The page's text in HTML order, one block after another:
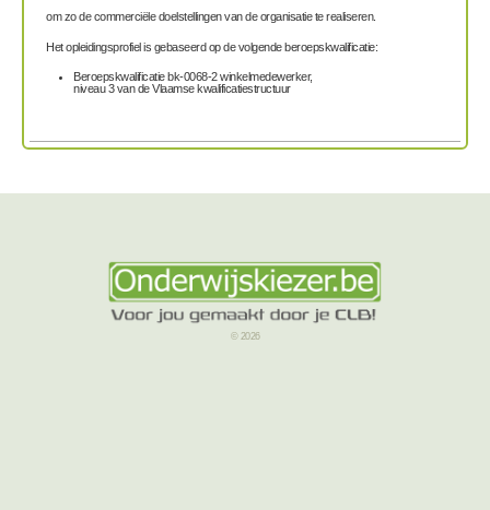
om zo de commerciële doelstellingen van de organisatie te realiseren.
Het opleidingsprofiel is gebaseerd op de volgende beroepskwalificatie:
Beroepskwalificatie bk-0068-2 winkelmedewerker,
niveau 3 van de Vlaamse kwalificatiestructuur
© 2026